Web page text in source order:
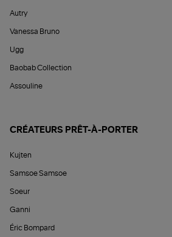
Autry
Vanessa Bruno
Ugg
Baobab Collection
Assouline
CRÉATEURS PRÊT-À-PORTER
Kujten
Samsoe Samsoe
Soeur
Ganni
Éric Bompard